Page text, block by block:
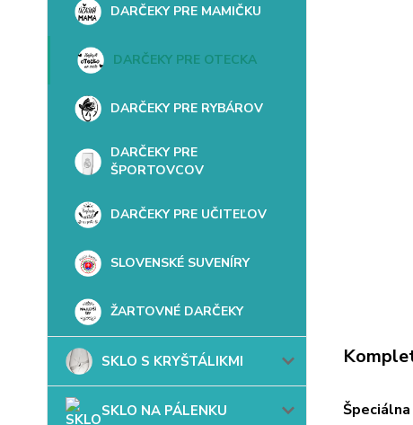
DARČEKY PRE MAMIČKU
DARČEKY PRE OTECKA
DARČEKY PRE RYBÁROV
DARČEKY PRE
ŠPORTOVCOV
DARČEKY PRE UČITEĽOV
SLOVENSKÉ SUVENÍRY
ŽARTOVNÉ DARČEKY
SKLO S KRYŠTÁLIKMI
SKLO NA PÁLENKU